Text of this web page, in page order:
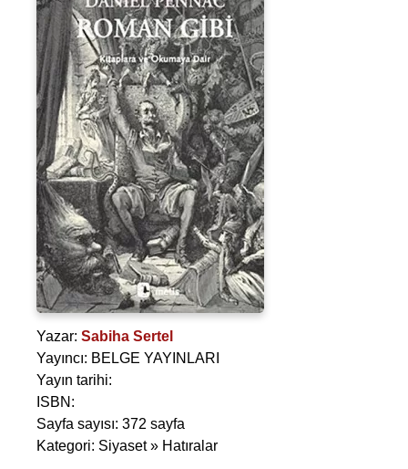
Yazar: Sabiha Sertel
Yayıncı: BELGE YAYINLARI
Yayın tarihi:
ISBN:
Sayfa sayısı: 372 sayfa
Kategori: Siyaset » Hatıralar